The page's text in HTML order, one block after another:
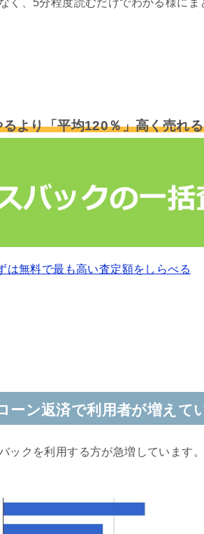
く、5分程度読むだけでわかる様にま
より「平均120％」高く売れ
は無料で最も高い査定額をしらべる
ーン返済で利用者が増えて
ックを利用する方が急増しています。